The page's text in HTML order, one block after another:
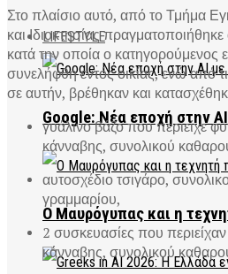
LIFESTYLE
Google: Νέα εποχή στην
Ο Μαυρόγυπας και η
Στο πλαίσιο αυτό, από το Τμήμα
και Ιδιοκτησίας
κατά την οποία ο κατηγορούμενος
συνελήφθη εντός οικίας, ενώ από
σε αυτήν, βρέθηκαν και
γυάλινο βάζο που περιείχε
κάνναβης, συνολικού
αυτοσχέδιο τσιγάρο,
γραμμαρίου,
2 συσκευασίες που
κάνναβης, συνολικού